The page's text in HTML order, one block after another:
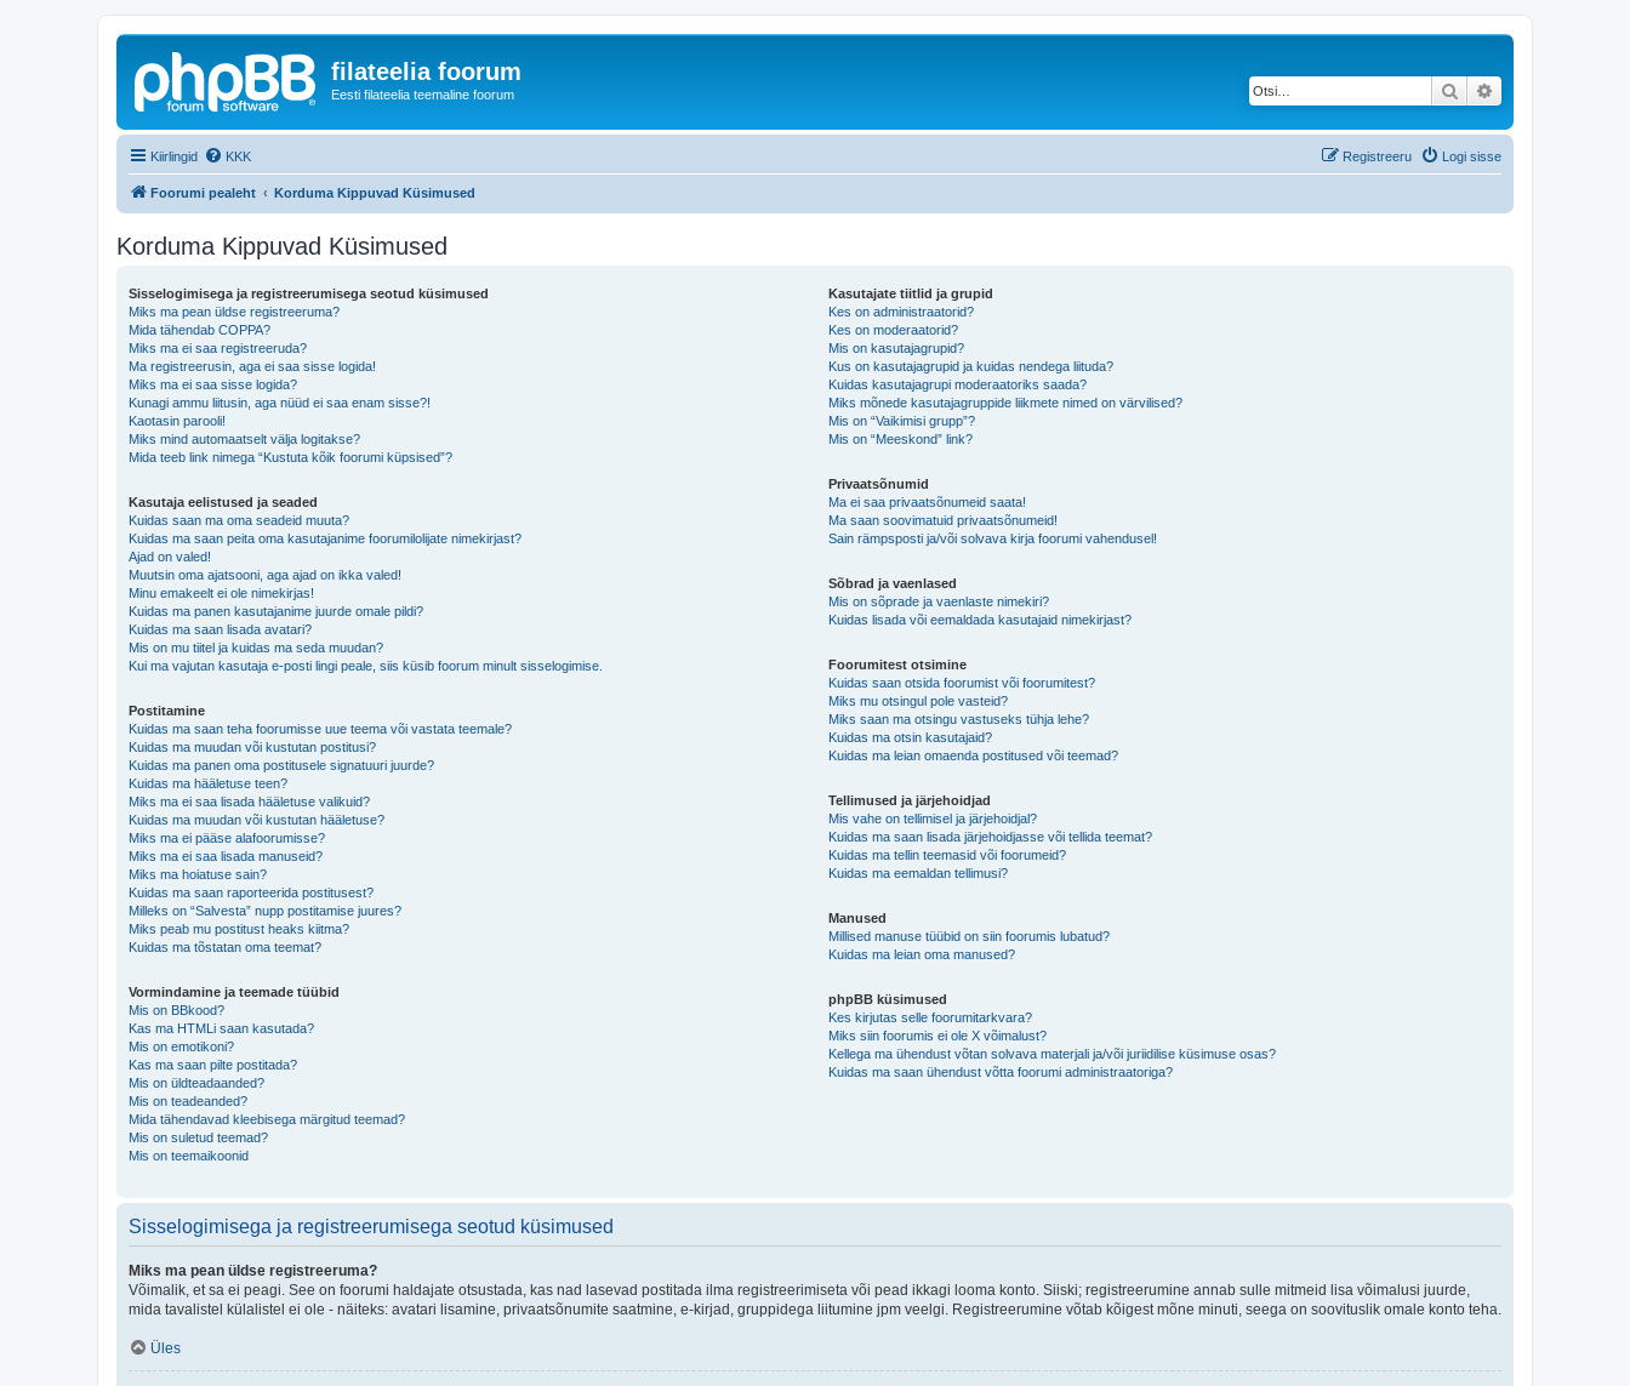
filateelia foorum
Eesti filateelia teemaline foorum Otsi
Kiirlingid KKK Logi sisse
Registreeru
Foorumi pealeht Korduma Kippuvad Küsimused
Korduma Kippuvad Küsimused
Sisselogimisega ja registreerumisega seotud küsimused
Miks ma pean üldse registreeruma?
Mida tähendab COPPA?
Miks ma ei saa registreeruda?
Ma registreerusin, aga ei saa sisse logida!
Miks ma ei saa sisse logida?
Kunagi ammu liitusin, aga nüüd ei saa enam sisse?!
Kaotasin parooli!
Miks mind automaatselt välja logitakse?
Mida teeb link nimega “Kustuta kõik foorumi küpsised”?
Kasutaja eelistused ja seaded
Kuidas saan ma oma seadeid muuta?
Kuidas ma saan peita oma kasutajanime foorumilolijate nimekirjast?
Ajad on valed!
Muutsin oma ajatsooni, aga ajad on ikka valed!
Minu emakeelt ei ole nimekirjas!
Kuidas ma panen kasutajanime juurde omale pildi?
Kuidas ma saan lisada avatari?
Mis on mu tiitel ja kuidas ma seda muudan?
Kui ma vajutan kasutaja e-posti lingi peale, siis küsib foorum minult sisselogimise.
Postitamine
Kuidas ma saan teha foorumisse uue teema või vastata teemale?
Kuidas ma muudan või kustutan postitusi?
Kuidas ma panen oma postitusele signatuuri juurde?
Kuidas ma hääletuse teen?
Miks ma ei saa lisada hääletuse valikuid?
Kuidas ma muudan või kustutan hääletuse?
Miks ma ei pääse alafoorumisse?
Miks ma ei saa lisada manuseid?
Miks ma hoiatuse sain?
Kuidas ma saan raporteerida postitusest?
Milleks on “Salvesta” nupp postitamise juures?
Miks peab mu postitust heaks kiitma?
Kuidas ma tõstatan oma teemat?
Vormindamine ja teemade tüübid
Mis on BBkood?
Kas ma HTMLi saan kasutada?
Mis on emotikoni?
Kas ma saan pilte postitada?
Mis on üldteadaanded?
Mis on teadeanded?
Mida tähendavad kleebisega märgitud teemad?
Mis on suletud teemad?
Mis on teemaikoonid
Kasutajate tiitlid ja grupid
Kes on administraatorid?
Kes on moderaatorid?
Mis on kasutajagrupid?
Kus on kasutajagrupid ja kuidas nendega liituda?
Kuidas kasutajagrupi moderaatoriks saada?
Miks mõnede kasutajagruppide liikmete nimed on värvilised?
Mis on “Vaikimisi grupp”?
Mis on “Meeskond” link?
Privaatsõnumid
Ma ei saa privaatsõnumeid saata!
Ma saan soovimatuid privaatsõnumeid!
Sain rämpsposti ja/või solvava kirja foorumi vahendusel!
Sõbrad ja vaenlased
Mis on sõprade ja vaenlaste nimekiri?
Kuidas lisada või eemaldada kasutajaid nimekirjast?
Foorumitest otsimine
Kuidas saan otsida foorumist või foorumitest?
Miks mu otsingul pole vasteid?
Miks saan ma otsingu vastuseks tühja lehe?
Kuidas ma otsin kasutajaid?
Kuidas ma leian omaenda postitused või teemad?
Tellimused ja järjehoidjad
Mis vahe on tellimisel ja järjehoidjal?
Kuidas ma saan lisada järjehoidjasse või tellida teemat?
Kuidas ma tellin teemasid või foorumeid?
Kuidas ma eemaldan tellimusi?
Manused
Millised manuse tüübid on siin foorumis lubatud?
Kuidas ma leian oma manused?
phpBB küsimused
Kes kirjutas selle foorumitarkvara?
Miks siin foorumis ei ole X võimalust?
Kellega ma ühendust võtan solvava materjali ja/või juriidilise küsimuse osas?
Kuidas ma saan ühendust võtta foorumi administraatoriga?
Sisselogimisega ja registreerumisega seotud küsimused
Miks ma pean üldse registreeruma?
Võimalik, et sa ei peagi. See on foorumi haldajate otsustada, kas nad lasevad postitada ilma registreerimiseta või pead ikkagi looma konto. Siiski; registreerumine annab sulle mitmeid lisa võimalusi juurde,
mida tavalistel külalistel ei ole - näiteks: avatari lisamine, privaatsõnumite saatmine, e-kirjad, gruppidega liitumine jpm veelgi. Registreerumine võtab kõigest mõne minuti, seega on soovituslik omale konto teha.
Üles